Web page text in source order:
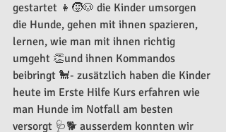
gestartet 👧🧒🐶 die Kinder umsorgen
die Hunde, gehen mit ihnen spazieren,
lernen, wie man mit ihnen richtig
umgeht 👏und ihnen Kommandos
beibringt 🐩- zusätzlich haben die Kinder
heute im Erste Hilfe Kurs erfahren wie
man Hunde im Notfall am besten
versorgt 🩺🐕 ausserdem konnten wir